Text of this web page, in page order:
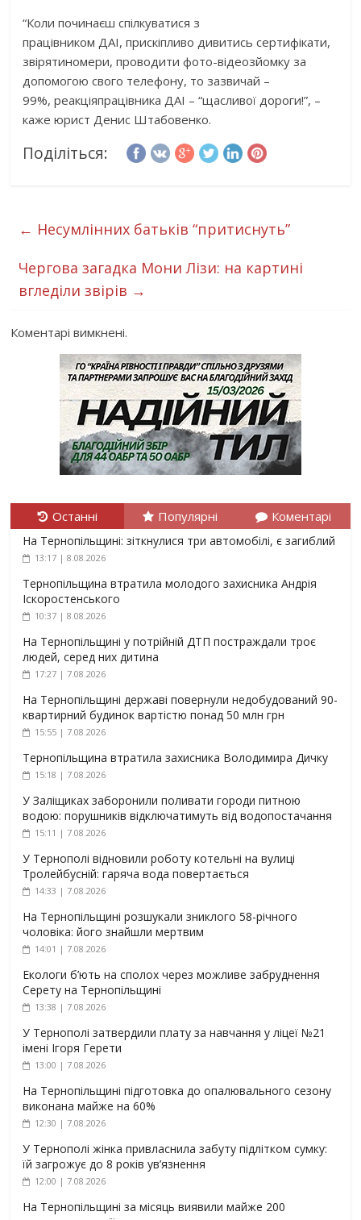
“Коли починаєш спілкуватися з
працівником ДАІ, прискіпливо дивитись сертифікати,
звірятиномери, проводити фото-відеозйомку за
допомогою свого телефону, то зазвичай –
99%, реакціяпрацівника ДАІ – “щасливої ​​дороги!”, –
каже юрист Денис Штабовенко.
Поділіться:
← Несумлінних батьків “притиснуть”
Чергова загадка Мони Лізи: на картині
вгледіли звірів →
Коментарі вимкнені.
Останні Популярні Коментарі
На Тернопільщині: зіткнулися три автомобілі, є загиблий
13:17 | 8.08.2026
Тернопільщина втратила молодого захисника Андрія
Іскоростенського
10:37 | 8.08.2026
На Тернопільщині у потрійній ДТП постраждали троє
людей, серед них дитина
17:27 | 7.08.2026
На Тернопільщині державі повернули недобудований 90-
квартирний будинок вартістю понад 50 млн грн
15:55 | 7.08.2026
Тернопільщина втратила захисника Володимира Дичку
15:18 | 7.08.2026
У Заліщиках заборонили поливати городи питною
водою: порушників відключатимуть від водопостачання
15:11 | 7.08.2026
У Тернополі відновили роботу котельні на вулиці
Тролейбусній: гаряча вода повертається
14:33 | 7.08.2026
На Тернопільщині розшукали зниклого 58-річного
чоловіка: його знайшли мертвим
14:01 | 7.08.2026
Екологи б’ють на сполох через можливе забруднення
Серету на Тернопільщині
13:38 | 7.08.2026
У Тернополі затвердили плату за навчання у ліцеї №21
імені Ігоря Герети
13:00 | 7.08.2026
На Тернопільщині підготовка до опалювального сезону
виконана майже на 60%
12:30 | 7.08.2026
У Тернополі жінка привласнила забуту підлітком сумку:
їй загрожує до 8 років ув’язнення
12:00 | 7.08.2026
На Тернопільщині за місяць виявили майже 200